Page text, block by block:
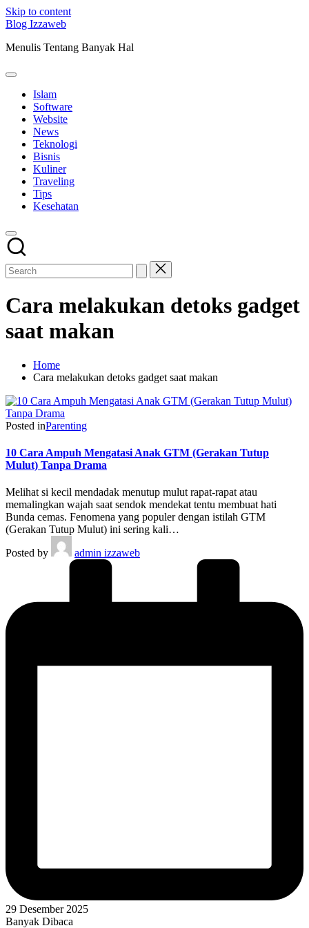
Skip to content
Blog Izzaweb
Menulis Tentang Banyak Hal
Islam
Software
Website
News
Teknologi
Bisnis
Kuliner
Traveling
Tips
Kesehatan
Cara melakukan detoks gadget
saat makan
Home
Cara melakukan detoks gadget saat makan
Posted inParenting
10 Cara Ampuh Mengatasi Anak GTM (Gerakan Tutup
Mulut) Tanpa Drama
Melihat si kecil mendadak menutup mulut rapat-rapat atau
memalingkan wajah saat sendok mendekat tentu membuat hati
Bunda cemas. Fenomena yang populer dengan istilah GTM
(Gerakan Tutup Mulut) ini sering kali…
Posted by
admin izzaweb
29 Desember 2025
Banyak Dibaca